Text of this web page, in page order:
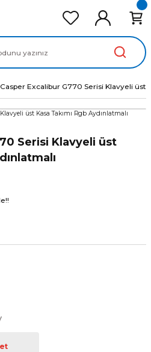
Casper Excalibur G770 Serisi Klavyeli üst
Serisi Klavyeli üst